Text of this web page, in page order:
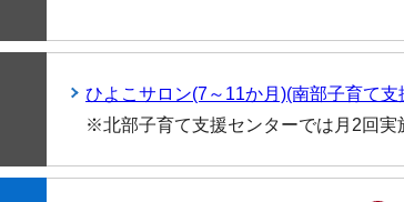
ひよこサロン(7～11か月)(南部子育て支
※北部子育て支援センターでは月2回実